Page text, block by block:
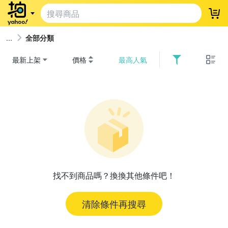
登
全部分類
最新上架 價格 最高人氣
找不到商品嗎？換換其他條件吧！
清除條件再搜尋